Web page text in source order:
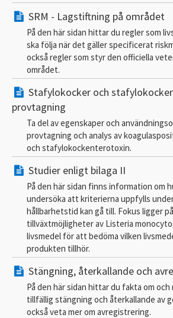
SRM - Lagstiftning på området
På den här sidan hittar du regler som
ska följa när det gäller specificerat
också regler som styr den officiella
området.
Stafylokocker och
provtagning
Ta del av egenskaper och
provtagning och analys av
och stafylokockenterotoxin.
Studier enligt bilaga II
På den här sidan finns information om
undersöka att kriterierna uppfylls
hållbarhetstid kan gå till. Fokus ligger
tillväxtmöjligheter av Listeria
livsmedel för att bedöma vilken
produkten tillhör.
Stängning, återkallande och
På den här sidan hittar du fakta om
tillfällig stängning och återkallande av
också veta mer om avregistrering.